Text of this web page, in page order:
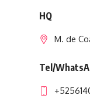
HQ
M. de
Tel/